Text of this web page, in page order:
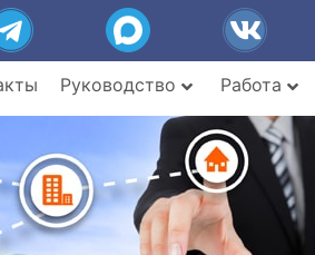
Руководство Работа